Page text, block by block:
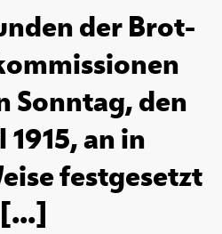
der Brot-
Sonntag, den
1915, an in
festgesetzt
[...]